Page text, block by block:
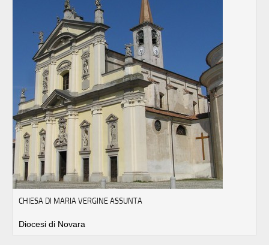
CHIESA DI MARIA VERGINE ASSUNTA
Diocesi di Novara